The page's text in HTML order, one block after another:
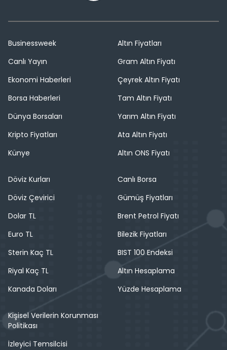
Businessweek
Canlı Yayın
Ekonomi Haberleri
Borsa Haberleri
Dünya Borsaları
Kripto Fiyatları
Künye
Altın Fiyatları
Gram Altın Fiyatı
Çeyrek Altın Fiyatı
Tam Altın Fiyatı
Yarım Altın Fiyatı
Ata Altın Fiyatı
Altın ONS Fiyatı
Döviz Kurları
Döviz Çevirici
Dolar TL
Euro TL
Sterin Kaç TL
Riyal Kaç TL
Kanada Doları
Canlı Borsa
Gümüş Fiyatları
Brent Petrol Fiyatı
Bilezik Fiyatları
BIST 100 Endeksi
Altın Hesaplama
Yüzde Hesaplama
Kişisel Verilerin Korunması
Politikası
İzleyici Temsilcisi